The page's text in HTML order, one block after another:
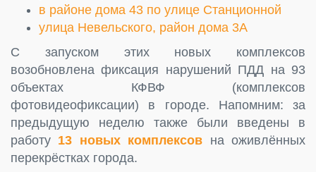
в районе дома 43 по улице Станционной
улица Невельского, район дома 3А
С запуском этих новых комплексов
возобновлена фиксация нарушений ПДД на 93
объектах КФВФ (комплексов
фотовидеофиксации) в городе. Напомним: за
предыдущую неделю также были введены в
работу 13 новых комплексов на оживлённых
перекрёстках города.